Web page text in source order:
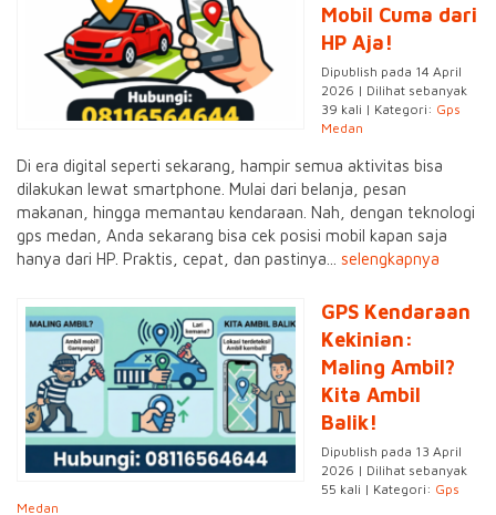
Mobil Cuma dari
HP Aja!
Dipublish pada 14 April
2026 | Dilihat sebanyak
39 kali | Kategori: Gps
Medan
Di era digital seperti sekarang, hampir semua aktivitas bisa
dilakukan lewat smartphone. Mulai dari belanja, pesan
makanan, hingga memantau kendaraan. Nah, dengan teknologi
gps medan, Anda sekarang bisa cek posisi mobil kapan saja
hanya dari HP. Praktis, cepat, dan pastinya... selengkapnya
GPS Kendaraan
Kekinian:
Maling Ambil?
Kita Ambil
Balik!
Dipublish pada 13 April
2026 | Dilihat sebanyak
55 kali | Kategori: Gps
Medan